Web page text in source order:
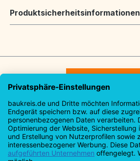
Produktsicherheitsinformationen
Service-Hotline
Rechtliches
Informationen